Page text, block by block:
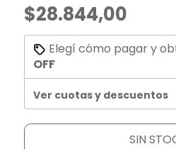
$28.844,00
Elegí cómo pagar y
OFF
Ver cuotas y descuentos
SIN